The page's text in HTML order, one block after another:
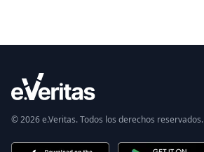
© 2026 e.Veritas. Todos los derechos reservados.